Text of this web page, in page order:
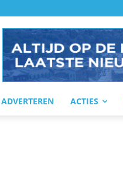
ADVERTEREN ACTIES